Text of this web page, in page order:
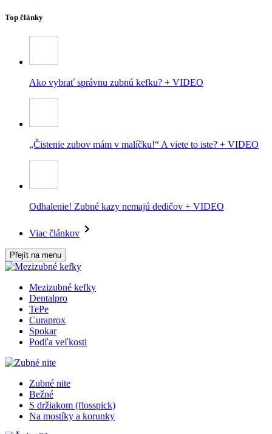
Top články
Ako vybrať správnu zubnú kefku? + VIDEO
„Čistenie zubov mám v malíčku!“ A viete to iste? + VIDEO
Odhalenie! Zubné kazy nemajú dedičov + VIDEO
Viac článkov
Přejít na menu
Mezizubné kefky
Dentalpro
TePe
Curaprox
Spokar
Podľa veľkosti
Zubné nite
Bežné
S držiakom (flosspick)
Na mostíky a korunky